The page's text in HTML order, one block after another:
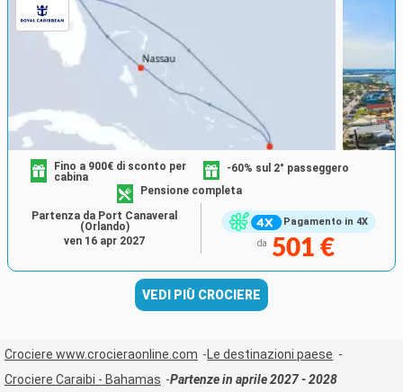
Pagamento in 4X
Fino a 900€ di sconto per
cabina
-60% sul 2° passeggero
Pensione completa
da 501 €
Partenza da Port Canaveral
(Orlando)
ven 16 apr 2027
VEDI PIÙ CROCIERE
Crociere www.crocieraonline.com
Le destinazioni paese
Crociere Caraibi - Bahamas
Partenze in aprile 2027 - 2028